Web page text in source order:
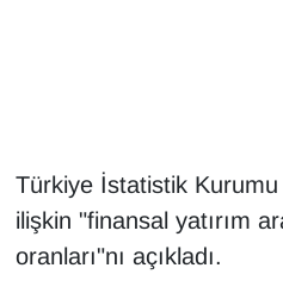
Türkiye İstatistik Kurumu
ilişkin "finansal yatırım
oranları"nı açıkladı.
Kadın